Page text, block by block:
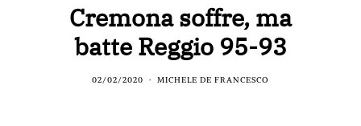
Cremona soffre, ma
batte Reggio 95-93
02/02/2020 MICHELE DE FRANCESCO